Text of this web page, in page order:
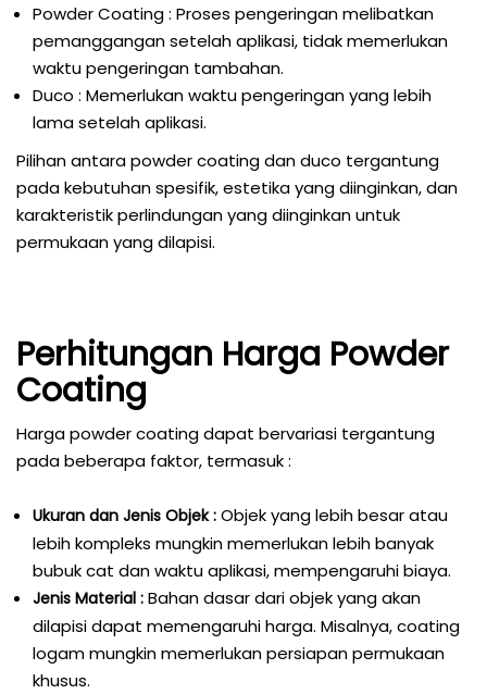
Powder Coating : Proses pengeringan melibatkan
pemanggangan setelah aplikasi, tidak memerlukan
waktu pengeringan tambahan.
Duco : Memerlukan waktu pengeringan yang lebih
lama setelah aplikasi.
Pilihan antara powder coating dan duco tergantung
pada kebutuhan spesifik, estetika yang diinginkan, dan
karakteristik perlindungan yang diinginkan untuk
permukaan yang dilapisi.
Perhitungan Harga Powder
Coating
Harga powder coating dapat bervariasi tergantung
pada beberapa faktor, termasuk :
Ukuran dan Jenis Objek : Objek yang lebih besar atau
lebih kompleks mungkin memerlukan lebih banyak
bubuk cat dan waktu aplikasi, mempengaruhi biaya.
Jenis Material : Bahan dasar dari objek yang akan
dilapisi dapat memengaruhi harga. Misalnya, coating
logam mungkin memerlukan persiapan permukaan
khusus.